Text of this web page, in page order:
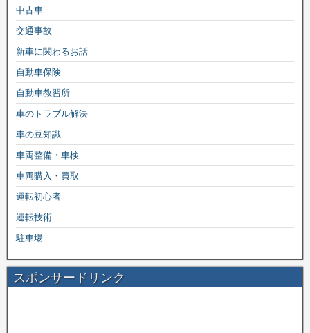
中古車
交通事故
新車に関わるお話
自動車保険
自動車教習所
車のトラブル解決
車の豆知識
車両整備・車検
車両購入・買取
運転初心者
運転技術
駐車場
スポンサードリンク